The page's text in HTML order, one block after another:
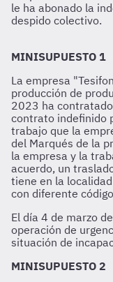
le ha abonado la
despido colectivo.
MINISUPUESTO 1
La empresa
producción de
2023 ha
contrato indefinido
trabajo que la
del Marqués de la
la empresa y la
acuerdo, un
tiene en la
con diferente
El día 4 de marzo
operación de
situación de
MINISUPUESTO 2